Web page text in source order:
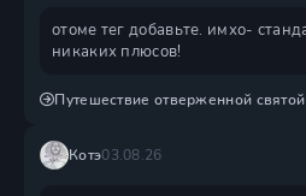
отоме тег добавьте. имхо- стандартные бабские сопли.
никаких плюсов!
Путешествие отверженной святой
Котэ03.08.26